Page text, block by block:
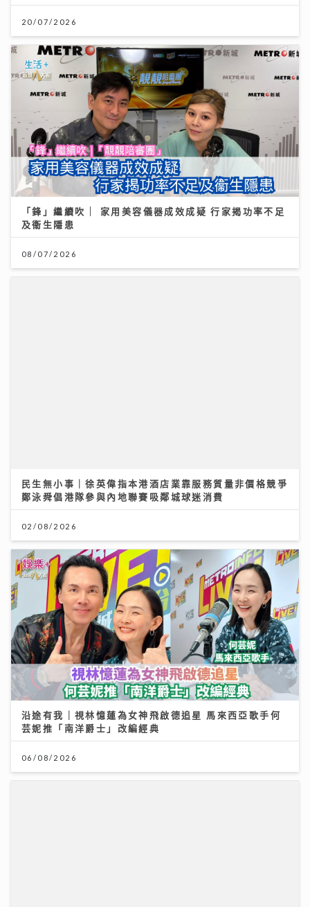
20/07/2026
「鋒」繼續吹 | 家用美容儀器成效成疑 行家揭功率不足
及衞生隱患
08/07/2026
02/08/2026
沿途有我｜視林憶蓮為女神飛啟德追星 馬來西亞歌手何
芸妮推「南洋爵士」改編經典
06/08/2026